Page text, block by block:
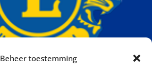
Beheer toestemming